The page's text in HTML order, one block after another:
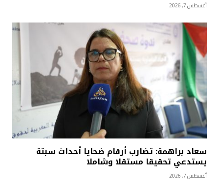
أغسطس 7, 2026
سعاد براهمة: تضارب أرقام ضحايا أحداث سبتة
يستدعي تحقيقا مستقلا وشاملا
أغسطس 7, 2026